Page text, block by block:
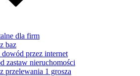
dla firm
baz
przez internet
zastaw nieruchomości
przelewania 1 grosza